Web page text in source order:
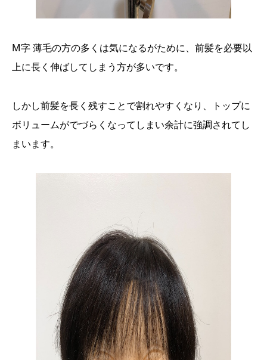
M字 薄毛の方の多くは気になるがために、前髪を必要以
上に長く伸ばしてしまう方が多いです。
しかし前髪を長く残すことで割れやすくなり、トップに
ボリュームがでづらくなってしまい余計に強調されてし
まいます。